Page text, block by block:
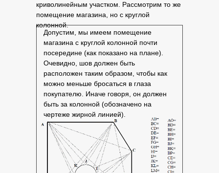
криволинейным участком. Рассмотрим то же
помещение магазина, но с круглой
колонной.
Допустим, мы имеем помещение
магазина с круглой колонной почти
посередине (как показано на плане).
Очевидно, шов должен быть
расположен таким образом, чтобы как
можно меньше бросаться в глаза
покупателю. Иначе говоря, он должен
быть за колонной (обозначено на
чертеже жирной линией).